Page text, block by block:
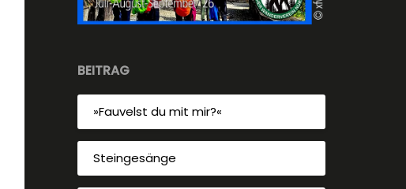
BEITRAG
»Fauvelst du mit mir?«
Steingesänge